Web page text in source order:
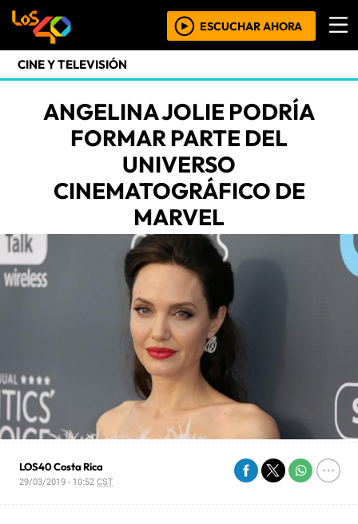
ESCUCHAR AHORA
CINE Y TELEVISIÓN
ANGELINA JOLIE PODRÍA
FORMAR PARTE DEL
UNIVERSO
CINEMATOGRÁFICO DE
MARVEL
LOS40 Costa Rica
29/03/2019 - 10:52CST